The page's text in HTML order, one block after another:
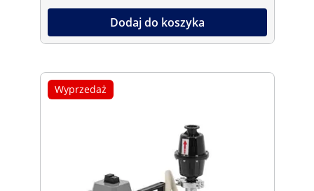
Dodaj do koszyka
Wyprzedaż